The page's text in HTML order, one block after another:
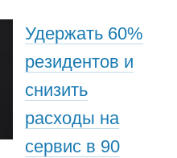
Удержать 60%
резидентов и
снизить
расходы на
сервис в 90